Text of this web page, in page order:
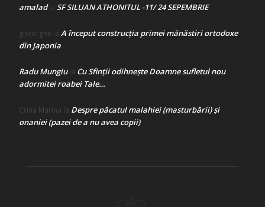
amaladla SF SILUAN ATHONITUL -11/ 24 SEPEMBRIE
gheorghe la A început construcţia primei mănăstiri ortodoxe
din Japonia
Radu Mungiula Cu Sfinții odihnește Doamne sufletul nou
adormitei roabei Tale…
Crina Marina la Despre păcatul malahiei (masturbării) şi
onaniei (pazei de a nu avea copii)